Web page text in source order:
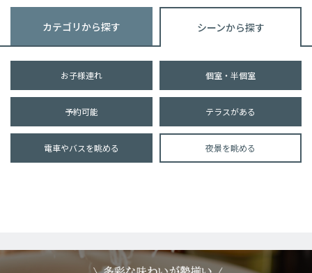
カテゴリから探す シーンから探す
お子様連れ 個室・半個室
予約可能 テラスがある
電車やバスを眺める 夜景を眺める